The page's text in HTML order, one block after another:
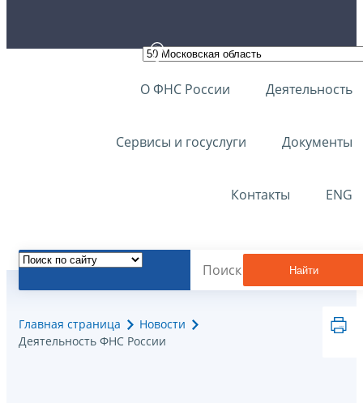
О ФНС России Деятельность
Сервисы и госуслуги Документы
Контакты ENG
Найти
Главная страница
Новости
Деятельность ФНС России